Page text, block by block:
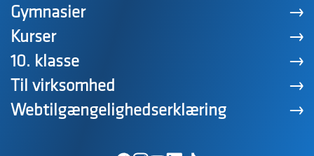
Gymnasier
Kurser
10. klasse
Til virksomhed
Webtilgængelighedserklæring